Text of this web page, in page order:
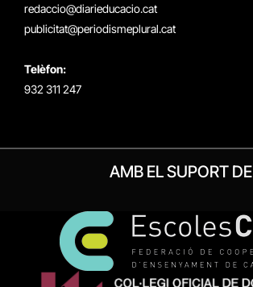
redaccio@diarieducacio.cat
publicitat@periodismeplural.cat
Telèfon:
932 311 247
AMB EL SUPORT DE